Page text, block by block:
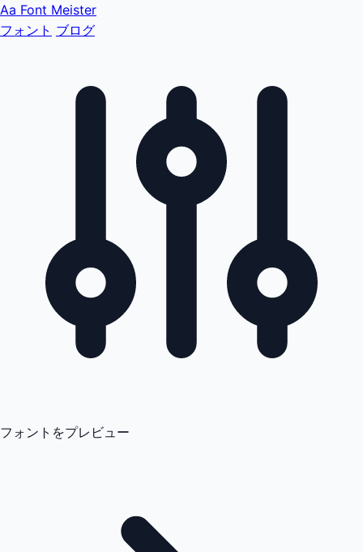
Aa Font Meister
フォント ブログ
フォントをプレビュー